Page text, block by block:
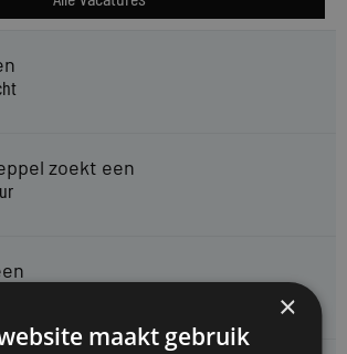
zoekt een
(junior)
×
maakt gebruik